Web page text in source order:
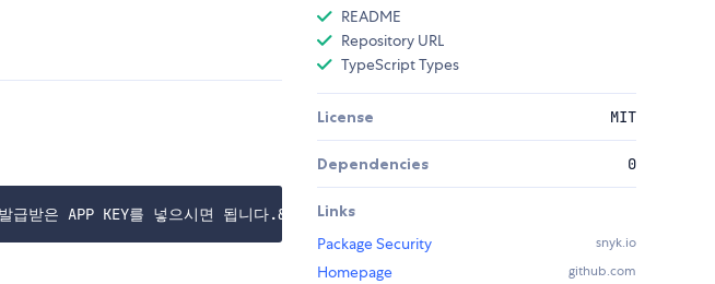
README
Repository URL
TypeScript Types
License MIT
Dependencies 0
Links
Package Security
snyk.io
Homepage github.com